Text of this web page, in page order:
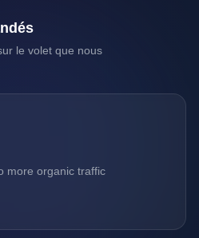
le volet que nous
more organic traffic